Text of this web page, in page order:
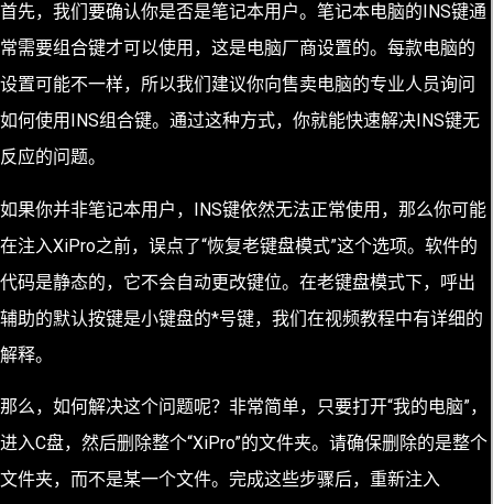
首先，我们要确认你是否是笔记本用户。笔记本电脑的INS键通
常需要组合键才可以使用，这是电脑厂商设置的。每款电脑的
设置可能不一样，所以我们建议你向售卖电脑的专业人员询问
如何使用INS组合键。通过这种方式，你就能快速解决INS键无
反应的问题。
如果你并非笔记本用户，INS键依然无法正常使用，那么你可能
在注入XiPro之前，误点了“恢复老键盘模式”这个选项。软件的
代码是静态的，它不会自动更改键位。在老键盘模式下，呼出
辅助的默认按键是小键盘的*号键，我们在视频教程中有详细的
解释。
那么，如何解决这个问题呢？非常简单，只要打开“我的电脑”，
进入C盘，然后删除整个“XiPro”的文件夹。请确保删除的是整个
文件夹，而不是某一个文件。完成这些步骤后，重新注入